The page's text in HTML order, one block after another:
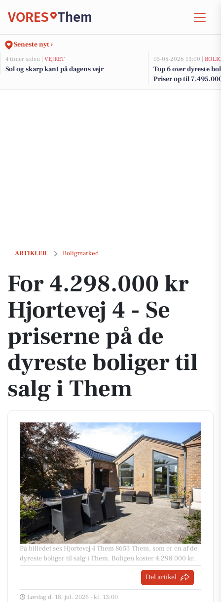
VORES Them
Seneste nyt ›
4 timer siden | VEJRET
Sol og skarp kant på dagens vejr
05-08-2026 13:00 |
Top 6 over dyreste
Priser op til
ARTIKLER Boligmarked
For 4.298.000 kr Hjortevej 4 - Se priserne på de dyreste boliger til
For 4.298.000 kr
Hjortevej 4 - Se
priserne på de
dyreste boliger til
salg i Them
På billedet ses Hjortevej 4 Them 8653 Them, som er en af de
dyreste boliger til salg i Them. Boligen koster 4.298.000 kr.
Del artikel
Lørdag d. 18. jul. 2026 - kl. 13:00